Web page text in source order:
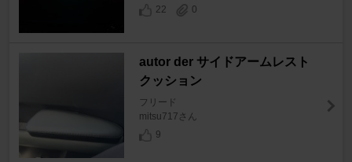
22
0
autor der サイドアームレスト
クッション
フリード
mitsu717さん
9